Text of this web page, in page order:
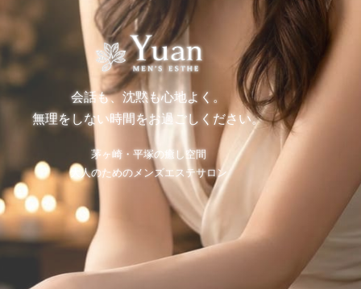
会話も、沈黙も心地よく。
無理をしない時間をお過ごしください。
茅ヶ崎・平塚の癒し空間
大人のためのメンズエステサロン